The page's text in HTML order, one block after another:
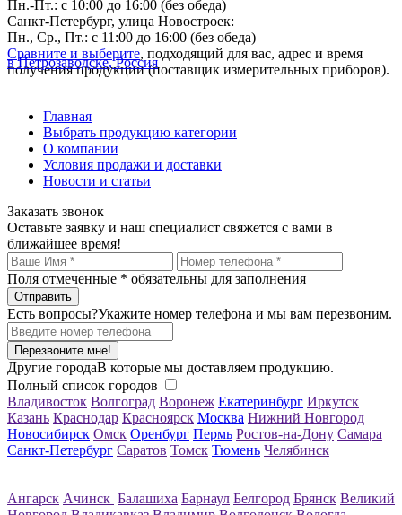
Пн.-Пт.: с 10:00 до 16:00 (без обеда)
Санкт-Петербург, улица Новостроек:
Пн., Ср., Пт.: с 11:00 до 16:00 (без обеда)
Сравните и выберите, подходящий для вас, адрес и время
получения продукции (поставщик измерительных приборов).
в Петрозаводске, Россия
Главная
Выбрать продукцию категории
О компании
Условия продажи и доставки
Новости и статьи
Заказать звонок
Оставьте заявку и наш специалист свяжется с вами в
ближайшее время!
Поля отмеченные * обязательны для заполнения
Есть вопросы?Укажите номер телефона и мы вам перезвоним.
Перезвоните мне!
Другие городаВ которые мы доставляем продукцию.
Полный список городов
Владивосток Волгоград Воронеж Екатеринбург Иркутск
Казань Краснодар Красноярск Москва Нижний Новгород
Новосибирск Омск Оренбург Пермь Ростов-на-Дону Самара
Санкт-Петербург Саратов Томск Тюмень Челябинск
Ангарск Ачинск Балашиха Барнаул Белгород Брянск Великий